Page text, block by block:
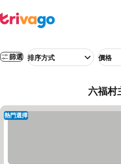
篩選 排序方式 價格
六福村
熱門選擇